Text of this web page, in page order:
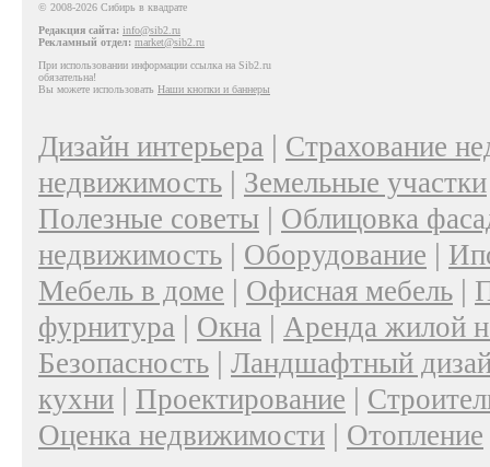
© 2008-2026 Сибирь в квадрате
Редакция сайта: info@sib2.ru
Рекламный отдел: market@sib2.ru
При использовании информации ссылка на Sib2.ru
обязательна!
Вы можете использовать Наши кнопки и баннеры
Дизайн интерьера | Страхование
недвижимость | Земельные участки
Полезные советы | Облицовка
недвижимость | Оборудование |
Мебель в доме | Офисная мебель |
фурнитура | Окна | Аренда жилой
Безопасность | Ландшафтный
кухни | Проектирование |
Оценка недвижимости | Отопление